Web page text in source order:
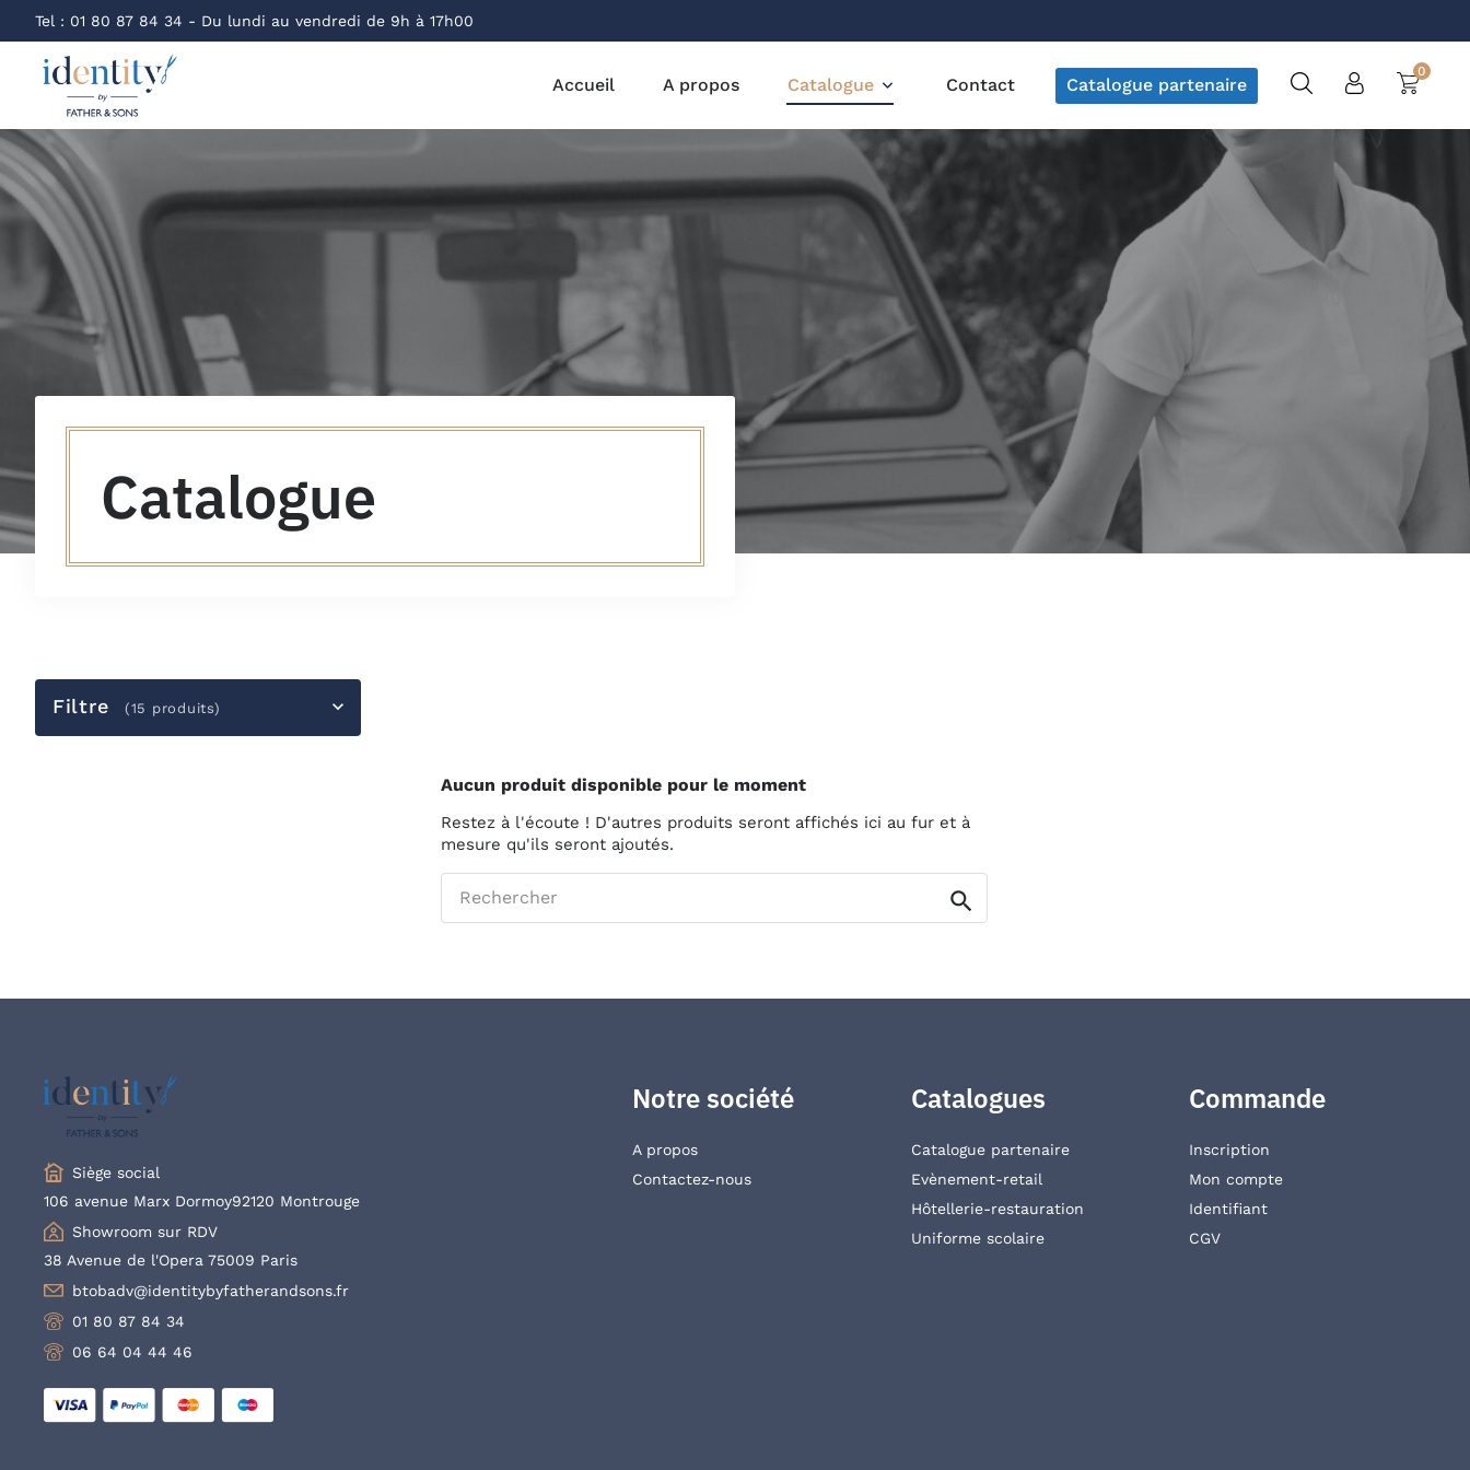
Tel : 01 80 87 84 34 - Du lundi au vendredi de 9h à 17h00
Accueil A propos Catalogue Contact Catalogue partenaire
0
Catalogue
Filtre (15 produits)
Aucun produit disponible pour le moment
Restez à l'écoute ! D'autres produits seront affichés ici au fur et à
mesure qu'ils seront ajoutés.

Siège social
106 avenue Marx Dormoy92120 Montrouge
Showroom sur RDV
38 Avenue de l'Opera 75009 Paris
btobadv@identitybyfatherandsons.fr
01 80 87 84 34
06 64 04 44 46
Notre société
A propos
Contactez-nous
Catalogues
Catalogue partenaire
Evènement-retail
Hôtellerie-restauration
Uniforme scolaire
Commande
Inscription
Mon compte
Identifiant
CGV